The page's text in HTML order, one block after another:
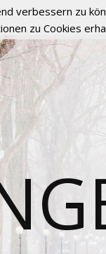
verbessern zu
zu Cookies